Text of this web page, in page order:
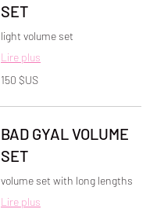
SET
light volume set
Lire plus
150
dollars
150 $US
BAD GYAL VOLUME
SET
volume set with long lengths
Lire plus